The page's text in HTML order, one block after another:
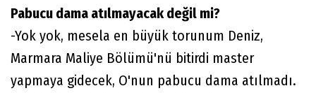
Pabucu dama atılmayacak değil mi?
-Yok yok, mesela en büyük torunum Deniz,
Marmara Maliye Bölümü'nü bitirdi master
yapmaya gidecek, O'nun pabucu dama atılmadı.